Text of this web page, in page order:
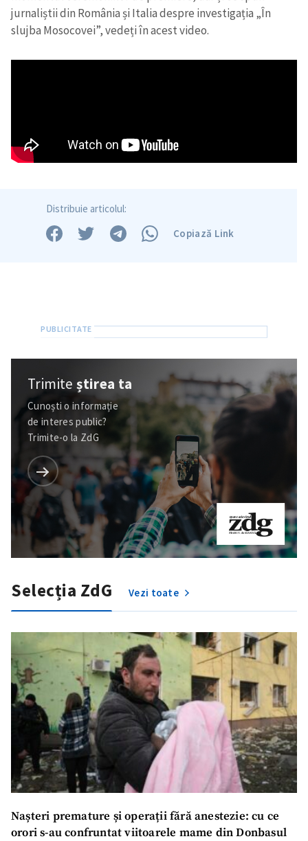
Trimite o informație
Despre ZdG
in English
на русском
jurnaliștii din România și Italia despre investigația „În
slujba Mosocovei”, vedeți în acest video.
Distribuie articolul:
Copiază Link
Trimiteștirea ta
Cunoști o informație
de interes public?
Trimite-o la ZdG
Selecția ZdG Vezi toate
Nașteri premature și operații fără anestezie: cu ce
orori s-au confruntat viitoarele mame din Donbasul